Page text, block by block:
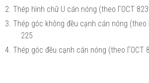
2. Thép hình chữ U cán nóng (theo ГOCT
3. Thép góc không đều cạnh cán nóng (theo
225
4. Thép góc đều cạnh cán nóng (theo ГOCT